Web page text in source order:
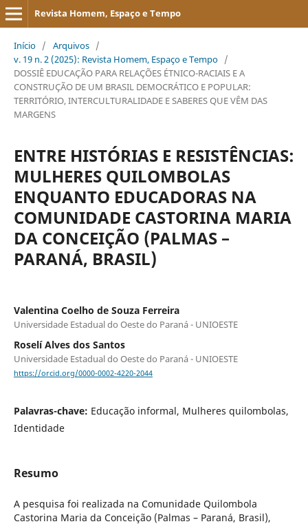
Revista Homem, Espaço e Tempo
Início / Arquivos /
v. 19 n. 2 (2025): Revista Homem, Espaço e Tempo /
DOSSIÊ EDUCAÇÃO PARA RELAÇÕES ÉTNICO-RACIAIS E A
CONSTRUÇÃO DE UM BRASIL DEMOCRÁTICO E POPULAR:
TERRITÓRIO, INTERCULTURALIDADE E SABERES QUE VÊM DAS
MARGENS
ENTRE HISTÓRIAS E RESISTÊNCIAS:
MULHERES QUILOMBOLAS
ENQUANTO EDUCADORAS NA
COMUNIDADE CASTORINA MARIA
DA CONCEIÇÃO (PALMAS –
PARANÁ, BRASIL)
Valentina Coelho de Souza Ferreira
Universidade Estadual do Oeste do Paraná - UNIOESTE
Roselí Alves dos Santos
Universidade Estadual do Oeste do Paraná - UNIOESTE
https://orcid.org/0000-0002-4220-2044
Palavras-chave: Educação informal, Mulheres quilombolas,
Identidade
Resumo
A pesquisa foi realizada na Comunidade Quilombola
Castorina Maria da Conceição (Palmas – Paraná, Brasil),